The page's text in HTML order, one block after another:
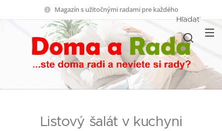
Magazín s užitočnými radami pre každého
Hľadať
Listový šalát v kuchyni